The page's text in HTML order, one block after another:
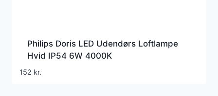
Philips Doris LED Udendørs Loftlampe
Hvid IP54 6W 4000K
152 kr.